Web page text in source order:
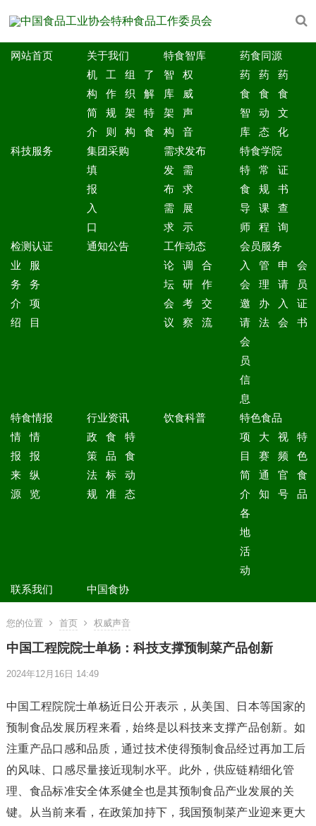
网站首页
关于我们
机
构
简
介
工
作
规
则
组
织
架
构
了
解
特
食
特食智库
智
库
架
构
权
威
声
音
药食同源
药
食
智
库
药
食
动
态
药
食
文
化
科技服务
集团采购
填
报
入
口
需求发布
发
布
需
求
需
求
展
示
特食学院
特
食
导
师
常
规
课
程
证
书
查
询
检测认证
业
务
介
绍
服
务
项
目
通知公告
工作动态
论
坛
会
议
调
研
考
察
合
作
交
流
会员服务
入
会
邀
请
管
理
办
法
申
请
入
会
会
员
证
书
会
员
信
息
特食情报
情
报
来
源
情
报
纵
览
行业资讯
政
策
法
规
食
品
标
准
特
食
动
态
饮食科普
特色食品
项
目
简
介
大
赛
通
知
视
频
官
号
特
色
食
品
各
地
活
动
联系我们
中国食协
您的位置 首页 权威声音
中国工程院院士单杨：科技支撑预制菜产品创新
2024年12月16日 14:49
中国工程院院士单杨近日公开表示，从美国、日本等国家的
预制食品发展历程来看，始终是以科技来支撑产品创新。如
注重产品口感和品质，通过技术使得预制食品经过再加工后
的风味、口感尽量接近现制水平。此外，供应链精细化管
理、食品标准安全体系健全也是其预制食品产业发展的关
键。从当前来看，在政策加持下，我国预制菜产业迎来更大